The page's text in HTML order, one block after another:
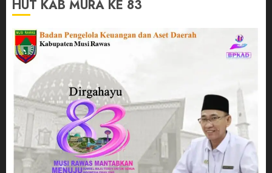
HUT KAB MURA KE 83